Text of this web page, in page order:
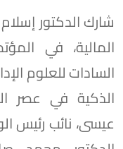
شارك الدكتور
المالية، في
السادات للعلوم
الذكية في عصر
عيسى، نائب رئيس